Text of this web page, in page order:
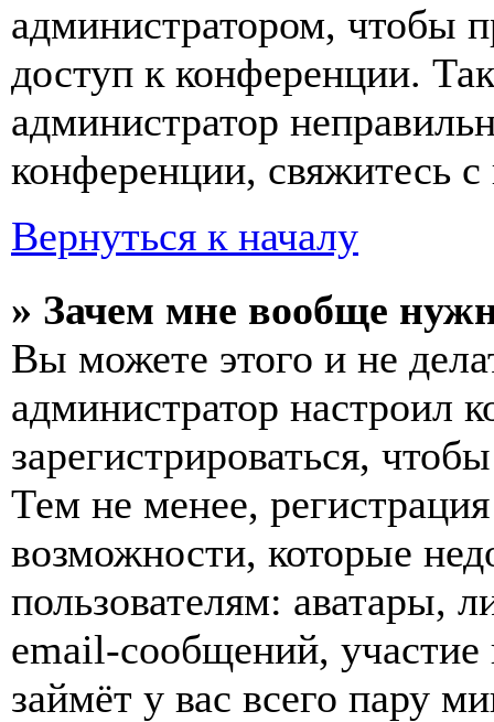
администратором, чтобы
доступ к конференции.
администратор
конференции, свяжитесь
Вернуться к началу
» Зачем мне вообще
Вы можете этого и не
администратор
зарегистрироваться,
Тем не менее,
возможности, которые
пользователям: аватары,
email-сообщений, участие
займёт у вас всего пару